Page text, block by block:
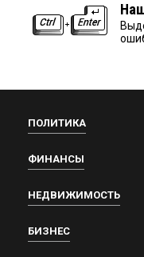
ПОЛИТИКА
ФИНАНСЫ
НЕДВИЖИМОСТЬ
БИЗНЕС